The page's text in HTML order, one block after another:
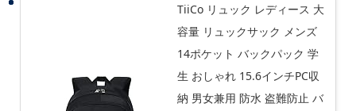
TiiCo リュック レディース 大
容量 リュックサック メンズ
14ポケット バックパック 学
生 おしゃれ 15.6インチPC収
納 男女兼用 防水 盗難防止 バ